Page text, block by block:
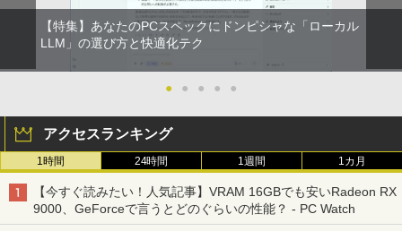
On My Road (Stadium ver.)
￥250
【Amazon.co.jp限定】 伊藤園 磨かれて、澄
みきった日本の水 2L 8本 ラベルレス [ ケース
] [ 水 ] [ ペットボトル ] [ 箱買い ] [ ストック
] [ 水分補給 ]
スーパーの裏でヤニ吸うふたり 9巻 (デジタル
版ビッグガンガンコミックス)
￥810
【特集】あなたのPCスペックにドンピシャな「ローカル
LLM」の選び方と快適化テク
● ● ● ● ●
アクセスランキング
1時間 24時間 1週間 1カ月
【今すぐ読みたい！人気記事】VRAM 16GBでも安いRadeon RX
9000、GeForceで言うとどのぐらいの性能？ - PC Watch